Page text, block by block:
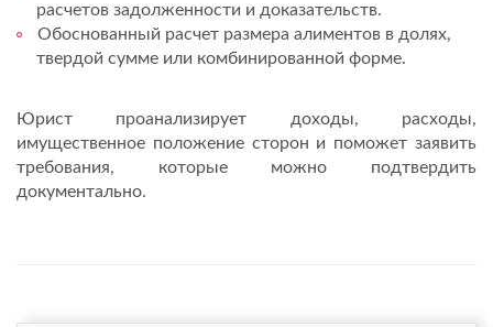
расчетов задолженности и доказательств.
Обоснованный расчет размера алиментов в долях,
твердой сумме или комбинированной форме.
Юрист проанализирует доходы, расходы,
имущественное положение сторон и поможет заявить
требования, которые можно подтвердить
документально.